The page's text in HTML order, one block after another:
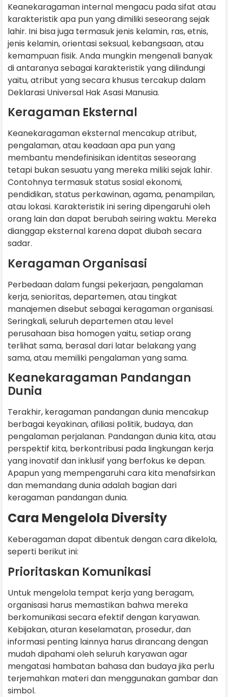
Keanekaragaman internal mengacu pada sifat atau
karakteristik apa pun yang dimiliki seseorang sejak
lahir. Ini bisa juga termasuk jenis kelamin, ras, etnis,
jenis kelamin, orientasi seksual, kebangsaan, atau
kemampuan fisik. Anda mungkin mengenali banyak
di antaranya sebagai karakteristik yang dilindungi
yaitu, atribut yang secara khusus tercakup dalam
Deklarasi Universal Hak Asasi Manusia.
Keragaman Eksternal
Keanekaragaman eksternal mencakup atribut,
pengalaman, atau keadaan apa pun yang
membantu mendefinisikan identitas seseorang
tetapi bukan sesuatu yang mereka miliki sejak lahir.
Contohnya termasuk status sosial ekonomi,
pendidikan, status perkawinan, agama, penampilan,
atau lokasi. Karakteristik ini sering dipengaruhi oleh
orang lain dan dapat berubah seiring waktu. Mereka
dianggap eksternal karena dapat diubah secara
sadar.
Keragaman Organisasi
Perbedaan dalam fungsi pekerjaan, pengalaman
kerja, senioritas, departemen, atau tingkat
manajemen disebut sebagai keragaman organisasi.
Seringkali, seluruh departemen atau level
perusahaan bisa homogen yaitu, setiap orang
terlihat sama, berasal dari latar belakang yang
sama, atau memiliki pengalaman yang sama.
Keanekaragaman Pandangan
Dunia
Terakhir, keragaman pandangan dunia mencakup
berbagai keyakinan, afiliasi politik, budaya, dan
pengalaman perjalanan. Pandangan dunia kita, atau
perspektif kita, berkontribusi pada lingkungan kerja
yang inovatif dan inklusif yang berfokus ke depan.
Apapun yang mempengaruhi cara kita menafsirkan
dan memandang dunia adalah bagian dari
keragaman pandangan dunia.
Cara Mengelola Diversity
Keberagaman dapat dibentuk dengan cara dikelola,
seperti berikut ini:
Prioritaskan Komunikasi
Untuk mengelola tempat kerja yang beragam,
organisasi harus memastikan bahwa mereka
berkomunikasi secara efektif dengan karyawan.
Kebijakan, aturan keselamatan, prosedur, dan
informasi penting lainnya harus dirancang dengan
mudah dipahami oleh seluruh karyawan agar
mengatasi hambatan bahasa dan budaya jika perlu
terjemahkan materi dan menggunakan gambar dan
simbol.